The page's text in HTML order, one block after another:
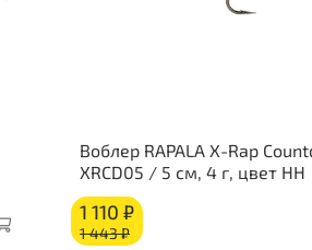
Воблер RAPALA X-Rap
XRCD05 / 5 см, 4 г, цвет HH
1 110 ₽
1 443 ₽